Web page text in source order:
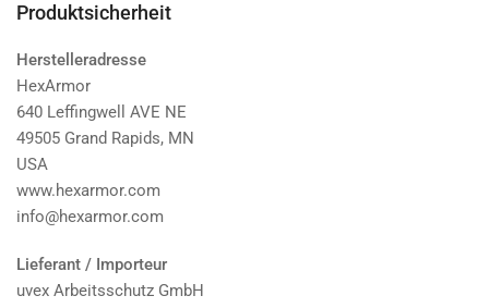
Produktsicherheit
Herstelleradresse
HexArmor
640 Leffingwell AVE NE
49505 Grand Rapids, MN
USA
www.hexarmor.com
info@hexarmor.com
Lieferant / Importeur
uvex Arbeitsschutz GmbH